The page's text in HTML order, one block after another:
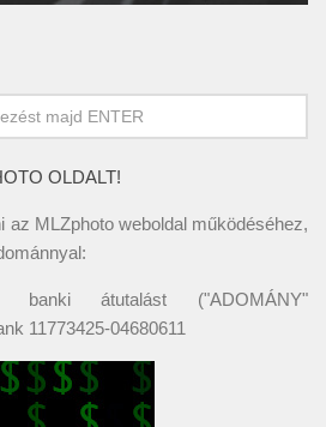
OLDALT!
az MLZphoto weboldal működéséhez,
banki átutalást ("ADOMÁNY"
11773425-04680611